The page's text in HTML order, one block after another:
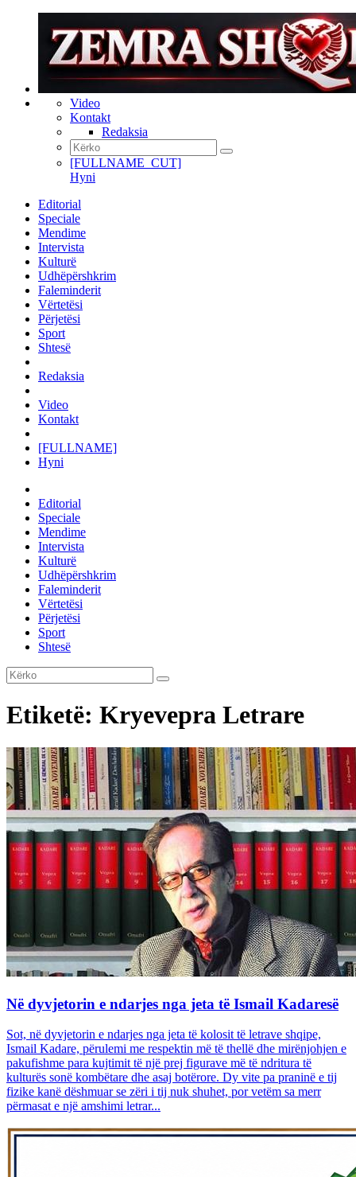
Video
Kontakt
Redaksia
[FULLNAME_CUT]
Hyni
Editorial
Speciale
Mendime
Intervista
Kulturë
Udhëpërshkrim
Faleminderit
Vërtetësi
Përjetësi
Sport
Shtesë
Redaksia
Video
Kontakt
[FULLNAME]
Hyni
Editorial
Speciale
Mendime
Intervista
Kulturë
Udhëpërshkrim
Faleminderit
Vërtetësi
Përjetësi
Sport
Shtesë
Etiketë: Kryevepra Letrare
Në dyvjetorin e ndarjes nga jeta të Ismail Kadaresë
Sot, në dyvjetorin e ndarjes nga jeta të kolosit të letrave shqipe,
Ismail Kadare, përulemi me respektin më të thellë dhe mirënjohjen e
pakufishme para kujtimit të një prej figurave më të ndritura të
kulturës sonë kombëtare dhe asaj botërore. Dy vite pa praninë e tij
fizike kanë dëshmuar se zëri i tij nuk shuhet, por vetëm sa merr
përmasat e një amshimi letrar...